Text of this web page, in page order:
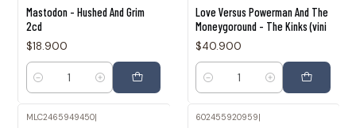
Mastodon - Hushed And Grim
2cd
$18.900
Cantidad
Love Versus Powerman And The
Moneygoround - The Kinks (vini
$40.900
Cantidad
MLC2465949450| 602455920959|